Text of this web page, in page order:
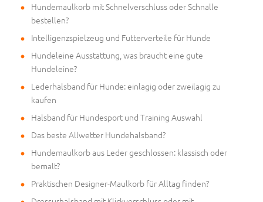
Hundemaulkorb mit Schnelverschluss oder Schnalle
bestellen?
Intelligenzspielzeug und Futterverteile für Hunde
Hundeleine Ausstattung, was braucht eine gute
Hundeleine?
Lederhalsband für Hunde: einlagig oder zweilagig zu
kaufen
Halsband für Hundesport und Training Auswahl
Das beste Allwetter Hundehalsband?
Hundemaulkorb aus Leder geschlossen: klassisch oder
bemalt?
Praktischen Designer-Maulkorb für Alltag finden?